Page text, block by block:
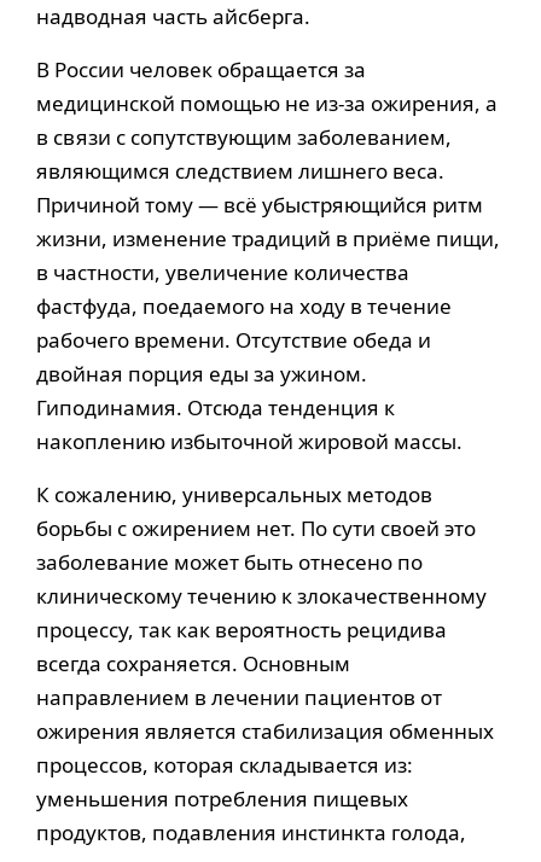
надводная часть айсберга.
В России человек обращается за
медицинской помощью не из-за ожирения, а
в связи с сопутствующим заболеванием,
являющимся следствием лишнего веса.
Причиной тому — всё убыстряющийся ритм
жизни, изменение традиций в приёме пищи,
в частности, увеличение количества
фастфуда, поедаемого на ходу в течение
рабочего времени. Отсутствие обеда и
двойная порция еды за ужином.
Гиподинамия. Отсюда тенденция к
накоплению избыточной жировой массы.
К сожалению, универсальных методов
борьбы с ожирением нет. По сути своей это
заболевание может быть отнесено по
клиническому течению к злокачественному
процессу, так как вероятность рецидива
всегда сохраняется. Основным
направлением в лечении пациентов от
ожирения является стабилизация обменных
процессов, которая складывается из:
уменьшения потребления пищевых
продуктов, подавления инстинкта голода,